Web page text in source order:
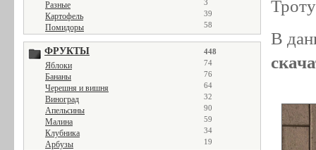
Разные 3
Картофель 39
Помидоры 58
ФРУКТЫ 448
Яблоки 74
Бананы 76
Черешня и вишня 64
Виноград 32
Апельсины 90
Малина 59
Клубника 34
Арбузы 19
В